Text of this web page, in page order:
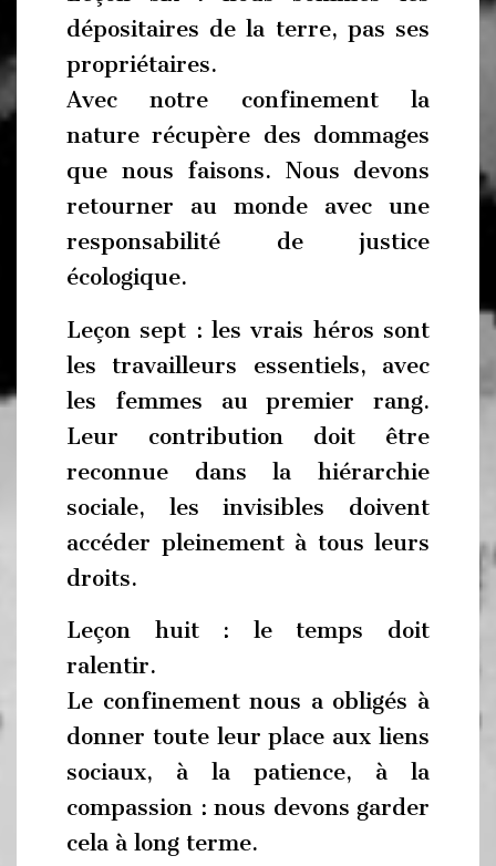
dépositaires de la terre, pas ses
propriétaires.
Avec notre confinement la
nature récupère des dommages
que nous faisons. Nous devons
retourner au monde avec une
responsabilité de justice
écologique.
Leçon sept : les vrais héros sont
les travailleurs essentiels, avec
les femmes au premier rang.
Leur contribution doit être
reconnue dans la hiérarchie
sociale, les invisibles doivent
accéder pleinement à tous leurs
droits.
Leçon huit : le temps doit
ralentir.
Le confinement nous a obligés à
donner toute leur place aux liens
sociaux, à la patience, à la
compassion : nous devons garder
cela à long terme.